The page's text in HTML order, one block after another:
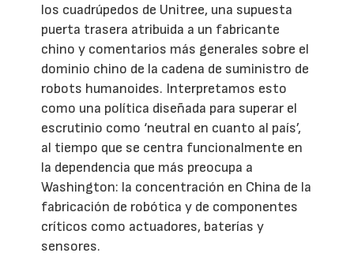
los cuadrúpedos de Unitree, una supuesta
puerta trasera atribuida a un fabricante
chino y comentarios más generales sobre el
dominio chino de la cadena de suministro de
robots humanoides. Interpretamos esto
como una política diseñada para superar el
escrutinio como ‘neutral en cuanto al país’,
al tiempo que se centra funcionalmente en
la dependencia que más preocupa a
Washington: la concentración en China de la
fabricación de robótica y de componentes
críticos como actuadores, baterías y
sensores.